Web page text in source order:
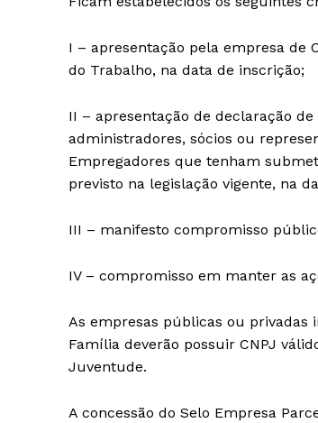
I – apresentação pela empresa de
do Trabalho, na data de inscrição;
II – apresentação de declaração
administradores, sócios ou
Empregadores que tenham
previsto na legislação vigente, na
III – manifesto compromisso
IV – compromisso em manter as
As empresas públicas ou privadas
Família deverão possuir CNPJ
Juventude.
A concessão do Selo Empresa